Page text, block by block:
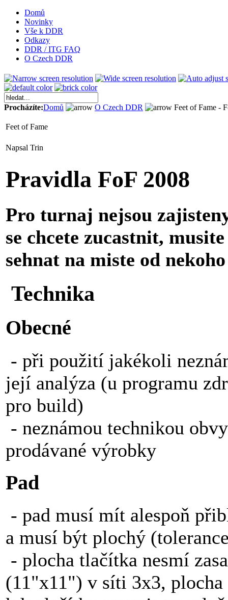
Domů
Novinky
Vše k DDR
Odkazy
DDR / ITG FAQ
O Czech DDR
Procházíte:Domů O Czech DDR Feet of Fame -
Feet of Fame
Napsal Trin
Pravidla FoF 2008
Pro turnaj nejsou
se chcete zucastnit,
sehnat na miste od
Technika
Obecné
- při použití jakékoli
její analýza (u programu
pro build)
- neznámou technikou
prodávané výrobky
Pad
- pad musí mít alespoň
a musí být plochý
- plocha tlačítka nesmí
(11"x11") v síti 3x3, plocha